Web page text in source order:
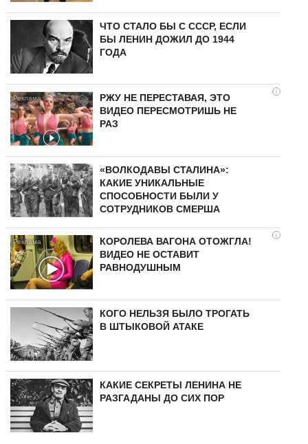
ЧТО СТАЛО БЫ С СССР, ЕСЛИ
БЫ ЛЕНИН ДОЖИЛ ДО 1944
ГОДА
i
РЖУ НЕ ПЕРЕСТАВАЯ, ЭТО
ВИДЕО ПЕРЕСМОТРИШЬ НЕ
РАЗ
«ВОЛКОДАВЫ СТАЛИНА»:
КАКИЕ УНИКАЛЬНЫЕ
СПОСОБНОСТИ БЫЛИ У
СОТРУДНИКОВ СМЕРША
i
КОРОЛЕВА ВАГОНА ОТОЖГЛА!
ВИДЕО НЕ ОСТАВИТ
РАВНОДУШНЫМ
КОГО НЕЛЬЗЯ БЫЛО ТРОГАТЬ
В ШТЫКОВОЙ АТАКЕ
КАКИЕ СЕКРЕТЫ ЛЕНИНА НЕ
РАЗГАДАНЫ ДО СИХ ПОР